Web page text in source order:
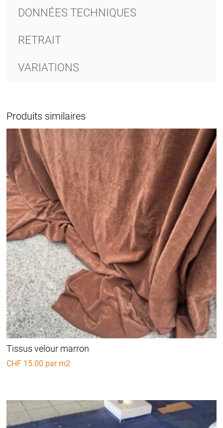
DONNÉES TECHNIQUES
RETRAIT
VARIATIONS
Produits similaires
Tissus velour marron
CHF 15.00 par m2